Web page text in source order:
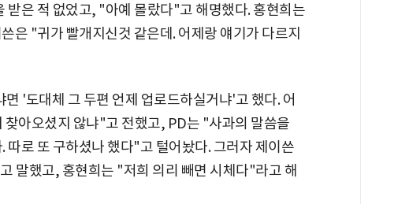
받은 적 없었고, "아예 몰랐다"고 해명했다. 홍현희는
은 "귀가 빨개지신것 같은데. 어제랑 얘기가 다르지
'도대체 그 두편 언제 업로드하실거냐'고 했다. 어
찾아오셨지 않냐"고 전했고, PD는 "사과의 말씀을
따로 또 구하셨나 했다"고 털어놨다. 그러자 제이쓴
말했고, 홍현희는 "저희 의리 빼면 시체다"라고 해